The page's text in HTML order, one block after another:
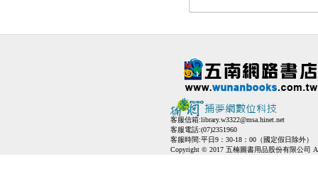
客服信箱:library.w3322@msa.hinet.net
客服電話:(07)2351960
客服時間:平日9：30-18：00（國定假日除外）
Copyright © 2017 五楠圖書用品股份有限公司